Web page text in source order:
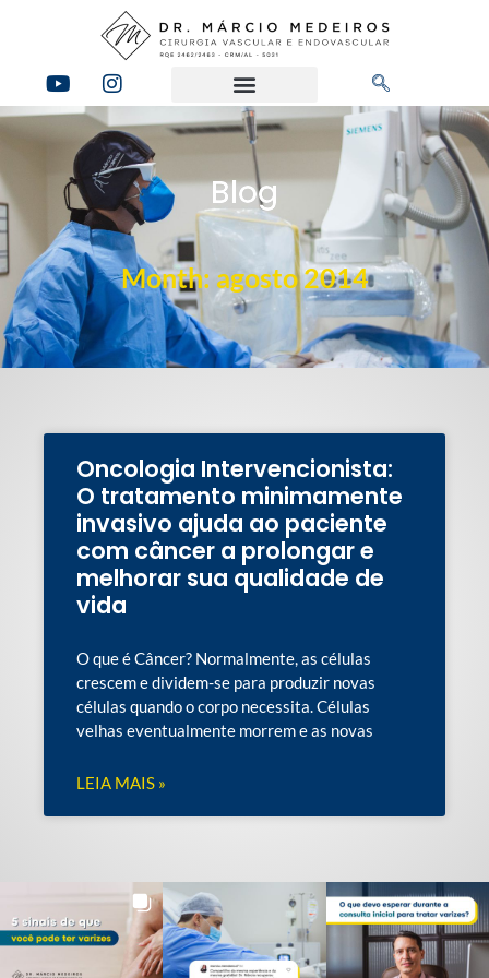
Blog
Month: agosto 2014
Oncologia Intervencionista:
O tratamento minimamente
invasivo ajuda ao paciente
com câncer a prolongar e
melhorar sua qualidade de
vida
O que é Câncer? Normalmente, as células
crescem e dividem-se para produzir novas
células quando o corpo necessita. Células
velhas eventualmente morrem e as novas
LEIA MAIS »